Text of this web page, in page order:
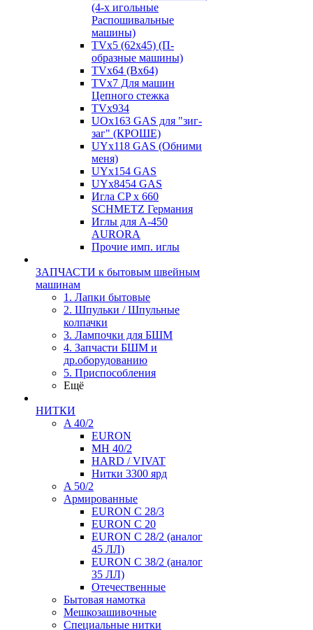
(4-х игольные
Распошивальные
машины)
TVх5 (62х45) (П-
образные машины)
TVх64 (Вх64)
TVх7 Для машин
Цепного стежка
TVх934
UOx163 GAS для "зиг-
заг" (КРОШЕ)
UYx118 GAS (Обними
меня)
UYx154 GAS
UYx8454 GAS
Игла CP х 660
SCHMETZ Германия
Иглы для А-450
AURORA
Прочие имп. иглы
ЗАПЧАСТИ к бытовым швейным
машинам
1. Лапки бытовые
2. Шпульки / Шпульные
колпачки
3. Лампочки для БШМ
4. Запчасти БШМ и
др.оборудованию
5. Приспособления
Ещё
НИТКИ
A 40/2
EURON
MH 40/2
HARD / VIVAT
Нитки 3300 ярд
A 50/2
Армированные
EURON C 28/3
EURON C 20
EURON C 28/2 (аналог
45 ЛЛ)
EURON C 38/2 (аналог
35 ЛЛ)
Отечественные
Бытовая намотка
Мешкозашивочные
Специальные нитки